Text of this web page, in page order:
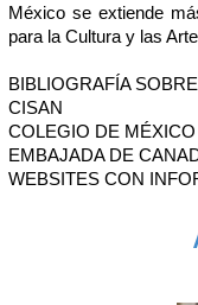
México se extiende
para la Cultura y las
BIBLIOGRAFÍA
CISAN
COLEGIO DE MÉXICO
EMBAJADA DE
WEBSITES CON